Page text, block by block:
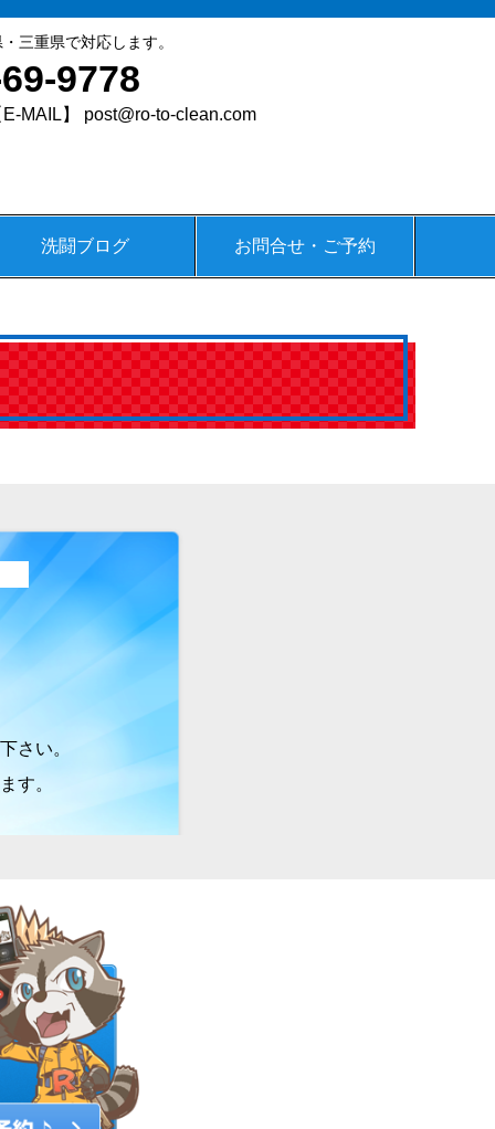
三重県で対応します。
9778
E-MAIL】 post@ro-to-clean.com
洗闘ブログ お問合せ・ご予約
さい。
す。